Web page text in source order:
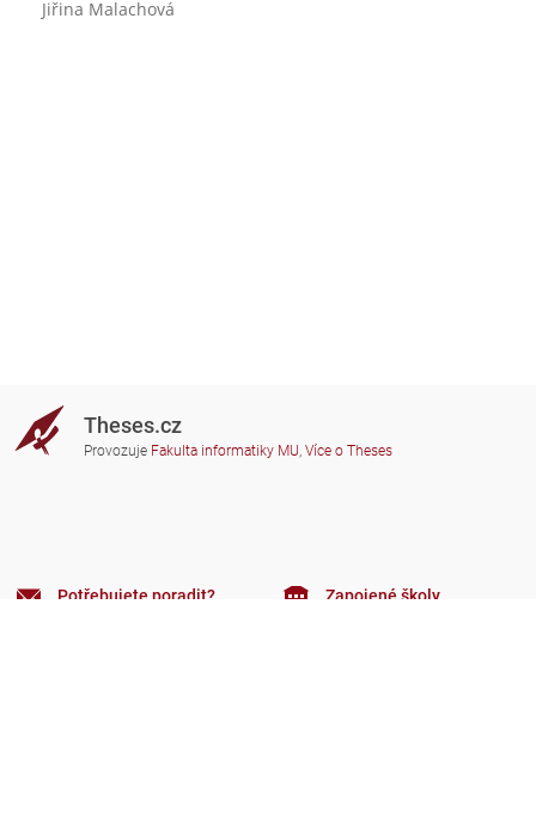
Jiřina Malachová
Theses.cz
Provozuje Fakulta informatiky MU, Více o Theses
Potřebujete poradit? Zapojené školy